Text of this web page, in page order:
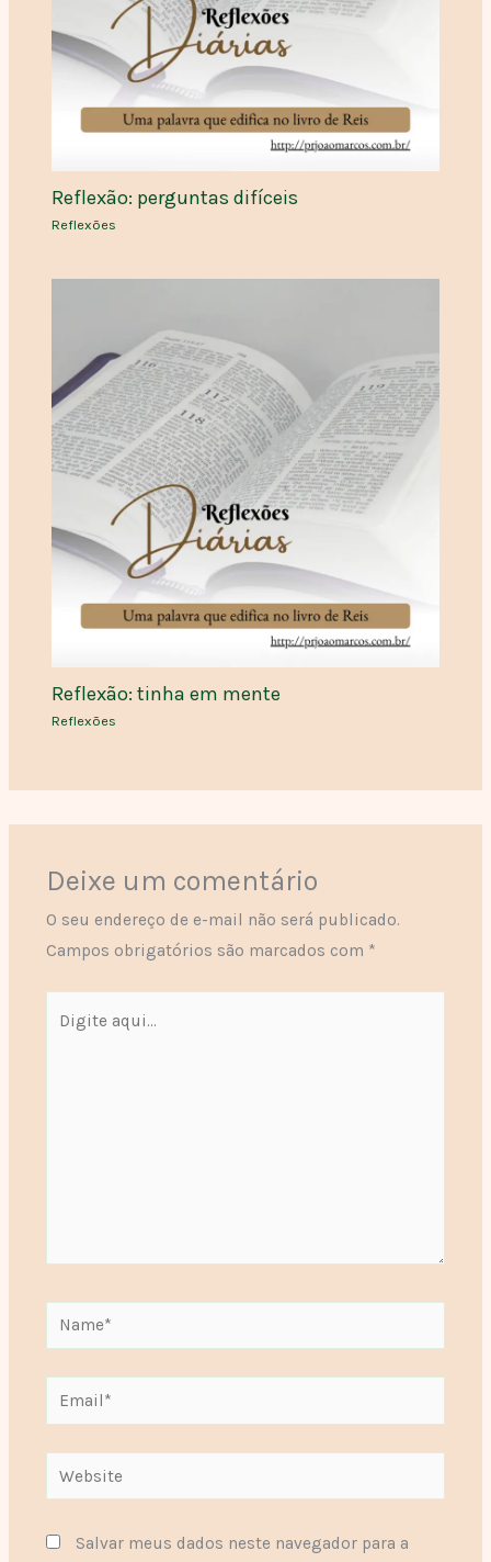
Reflexão: perguntas difíceis
Reflexões
Reflexão: tinha em mente
Reflexões
Deixe um comentário
O seu endereço de e-mail não será publicado.
Campos obrigatórios são marcados com *
aqui...
Name*
Email*
Website
Salvar meus dados neste navegador para a